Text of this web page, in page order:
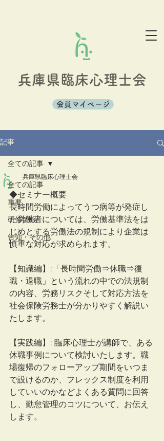
兵庫県臨床心理士会
会員マイページ
記事
全ての記事
重要
研修情報
告知・その他
全ての記事
兵庫県臨床心理士会
◆セミナー概要
長時間労働によってうつ病等が発症し
た労働者については、労働基準法をは
じめとする労働法の規制により企業は
慎重な対応が求められます。
【知識編】:「長時間労働⇒休職⇒復
職・退職」という流れの中での法規制
の内容、労務リスクそして対応方法を
社会保険労務士が分かりやすく解説い
たします。
【実践編】: 臨床心理士が講師で、ある
休職事例について検討いたします。職
場復帰のフォローアップ期間をいつま
で設けるのか、フレックス制度を利用
していいのかなどよくある質問に回答
し、勤怠管理のコツについて、お伝え
します。